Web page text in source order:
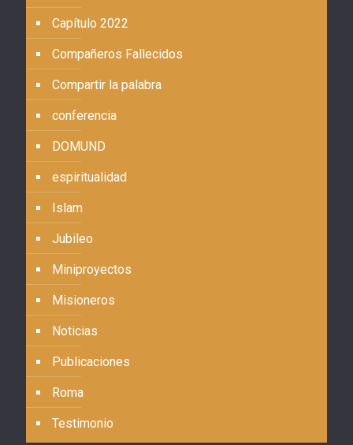
Capítulo 2022
Compañeros Fallecidos
Compartir la palabra
conferencia
DOMUND
espiritualidad
Islam
Jubileo
Miniproyectos
Misioneros
Noticias
Publicaciones
Roma
Testimonio